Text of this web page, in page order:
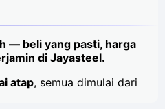
— beli yang pasti, harga
di Jayasteel.
atap, semua dimulai dari